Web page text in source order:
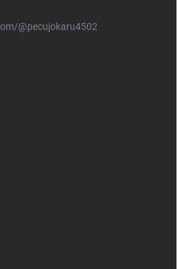
@pecujokaru4502